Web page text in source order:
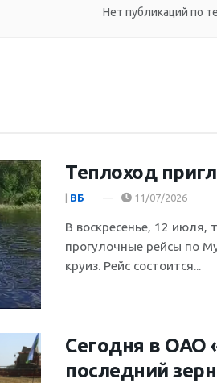
Нет публикаций по
Теплоход
| ВБ 11/07/2026
В воскресенье, 12 июля,
прогулочные рейсы по
круиз. Рейс состоится...
Cегодня в ОАО
последний